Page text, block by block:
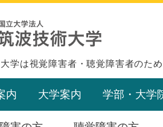
学は視覚障害者・聴覚障害者のため
内 大学案内 学部・大学